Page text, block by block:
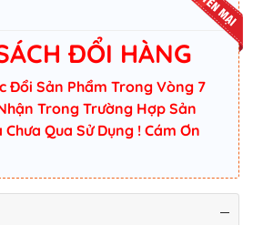
ĐỔI HÀNG
Đổi Sản Phẩm Trong Vòng 7
Trong Trường Hợp Sản
Qua Sử Dụng ! Cám Ơn